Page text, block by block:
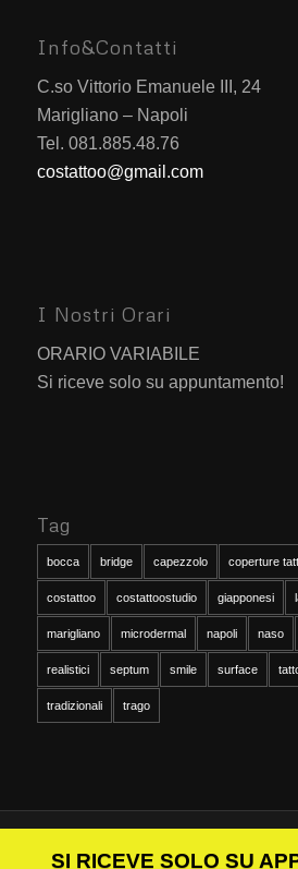
Info&Contatti
C.so Vittorio Emanuele III, 24
Marigliano – Napoli
Tel. 081.885.48.76
costattoo@gmail.com
I Nostri Orari
ORARIO VARIABILE
Si riceve solo su appuntamento!
Tag
bocca bridge capezzolo coperture
costattoo costattoostudio giapponesi
marigliano microdermal napoli naso
realistici septum smile surface
tradizionali trago
SI RICEVE SOLO SU